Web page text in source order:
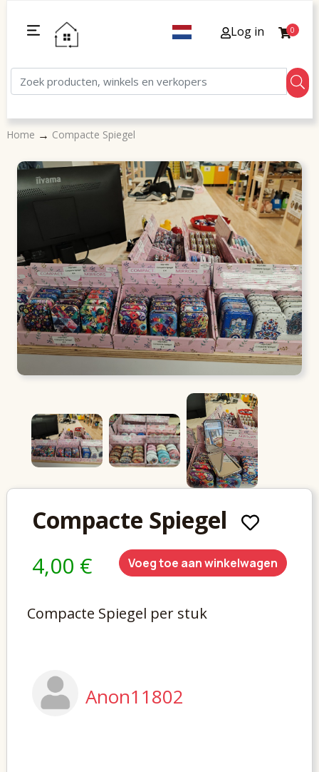
Log in 0
Home → Compacte Spiegel
Compacte Spiegel
4,00 € Voeg toe aan winkelwagen
Compacte Spiegel per stuk
Anon11802